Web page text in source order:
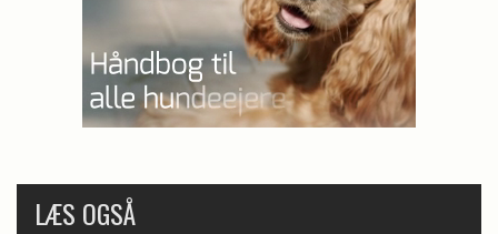
LÆS OGSÅ